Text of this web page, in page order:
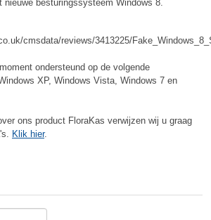
nieuwe besturingssysteem Windows 8.
ondersteund op de volgende
XP, Windows Vista, Windows 7 en
ons product FloraKas verwijzen wij u graag
Klik hier.